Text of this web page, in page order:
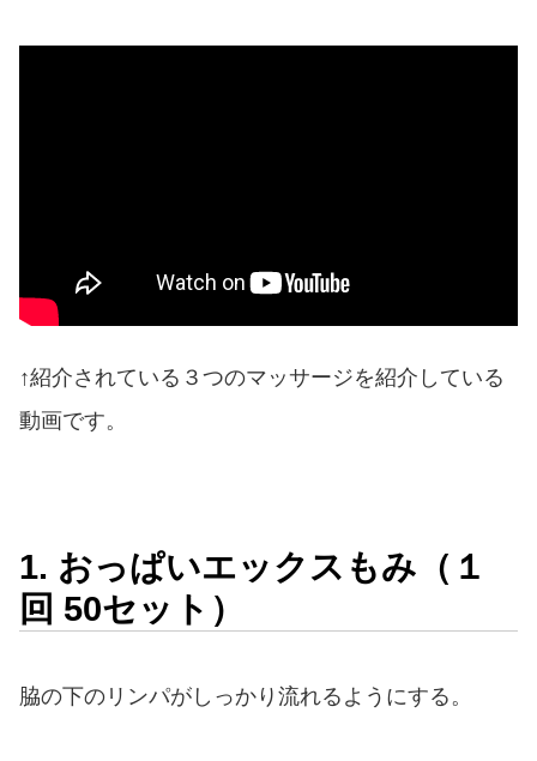
↑紹介されている３つのマッサージを紹介している
動画です。
1. おっぱいエックスもみ（１
回 50セット）
脇の下のリンパがしっかり流れるようにする。